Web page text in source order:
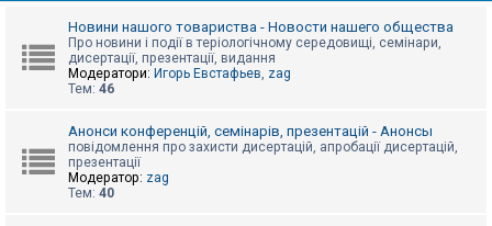
т
П
Новини нашого товариства - Новости нашего общества
Про новини і події в теріологічному середовищі, семінари,
дисертації, презентації, видання
Модератори: Игорь Евстафьев, zag
Тем: 46
Анонси конференцій, семінарів, презентацій - Анонсы
повідомлення про захисти дисертацій, апробації дисертацій,
презентації
Модератор: zag
Тем: 40